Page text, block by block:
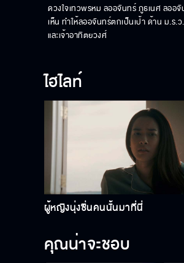
ดวงใจเทวพรหม ลออจันทร์ ภูธเนศ ลออ
เห็น ทำให้ลออจันทร์ตกเป็นเป้า ด้าน ม.ร.
และเจ้าอาทิตยวงศ์
ไฮไลท์
ผู้หญิงนุ่งซิ่นคนนั้นมาที่นี่
คุณน่าจะชอบ